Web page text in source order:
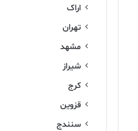
اراک
تهران
مشهد
شیراز
کرج
قزوین
سنندج